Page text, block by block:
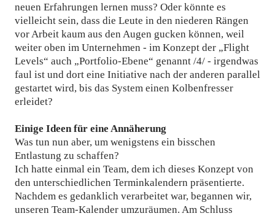
neuen Erfahrungen lernen muss? Oder könnte es
vielleicht sein, dass die Leute in den niederen Rängen
vor Arbeit kaum aus den Augen gucken können, weil
weiter oben im Unternehmen - im Konzept der „Flight
Levels“ auch „Portfolio-Ebene“ genannt /4/ - irgendwas
faul ist und dort eine Initiative nach der anderen parallel
gestartet wird, bis das System einen Kolbenfresser
erleidet?
Einige Ideen für eine Annäherung
Was tun nun aber, um wenigstens ein bisschen
Entlastung zu schaffen?
Ich hatte einmal ein Team, dem ich dieses Konzept von
den unterschiedlichen Terminkalendern präsentierte.
Nachdem es gedanklich verarbeitet war, begannen wir,
unseren Team-Kalender umzuräumen. Am Schluss